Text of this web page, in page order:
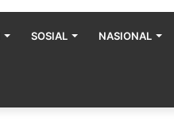
SOSIAL NASIONAL